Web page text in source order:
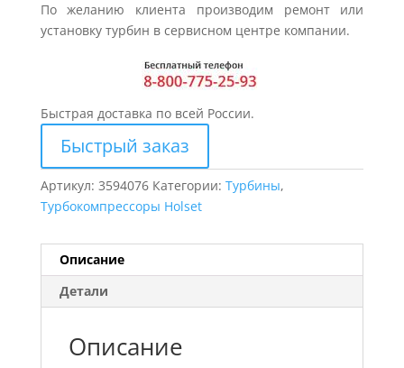
По желанию клиента производим ремонт или
установку турбин в сервисном центре компании.
Быстрая доставка по всей России.
Быстрый заказ
Артикул: 3594076 Категории: Турбины,
Турбокомпрессоры Holset
Описание
Детали
Описание